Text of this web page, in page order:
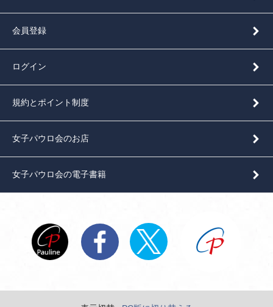
会員登録
ログイン
規約とポイント制度
女子パウロ会のお店
女子パウロ会の電子書籍